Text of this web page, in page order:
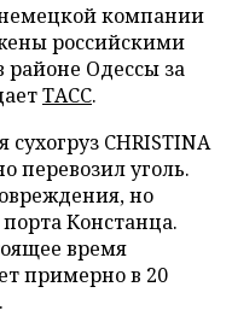
компании
российскими
Одессы за
ТАСС.
CHRISTINA
перевозил уголь.
но
Констанца.
время
примерно в 20